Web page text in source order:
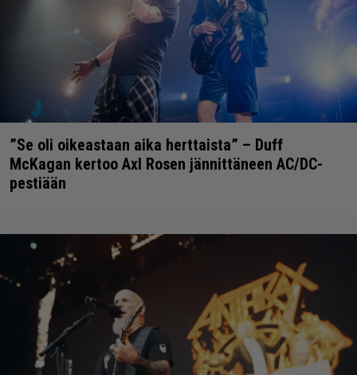
”Se oli oikeastaan aika herttaista” – Duff
McKagan kertoo Axl Rosen jännittäneen AC/DC-
pestiään